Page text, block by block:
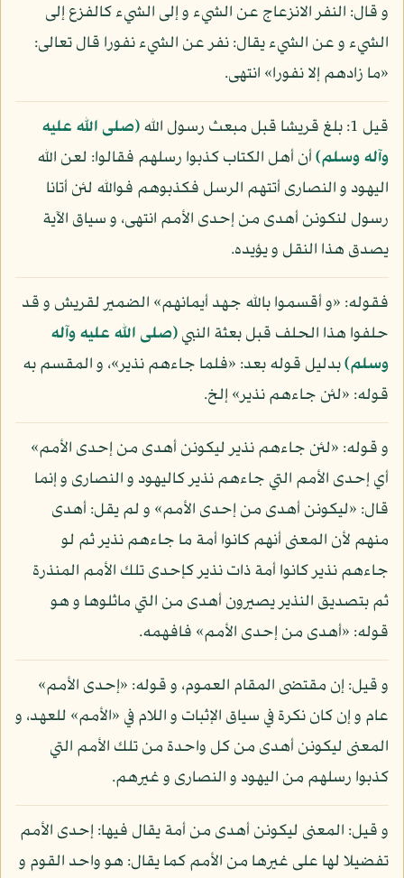
و قال: النفر الانزعاج عن الشيء و إلى الشيء كالفزع إلى
الشيء و عن الشيء يقال: نفر عن الشيء نفورا قال تعالى:
«ما زادهم إلا نفورا» انتهى.
قيل 1: بلغ قريشا قبل مبعث رسول الله
(صلى الله عليه
وآله وسلم)أن أهل الكتاب كذبوا رسلهم فقالوا: لعن الله
اليهود و النصارى أتتهم الرسل فكذبوهم فوالله لئن أتانا
رسول لنكونن أهدى من إحدى الأمم انتهى، و سياق الآية
يصدق هذا النقل و يؤيده.
فقوله: «و أقسموا بالله جهد أيمانهم» الضمير لقريش و قد
حلفوا هذا الحلف قبل بعثة النبي(صلى الله عليه وآله
وسلم)بدليل قوله بعد: «فلما جاءهم نذير»، و المقسم به
قوله: «لئن جاءهم نذير» إلخ.
و قوله: «لئن جاءهم نذير ليكونن أهدى من إحدى الأمم»
أي إحدى الأمم التي جاءهم نذير كاليهود و النصارى و إنما
قال: «ليكونن أهدى من إحدى الأمم» و لم يقل: أهدى
منهم لأن المعنى أنهم كانوا أمة ما جاءهم نذير ثم لو
جاءهم نذير كانوا أمة ذات نذير كإحدى تلك الأمم المنذرة
ثم بتصديق النذير يصيرون أهدى من التي ماثلوها و هو
قوله: «أهدى من إحدى الأمم» فافهمه.
و قيل: إن مقتضى المقام العموم، و قوله: «إحدى الأمم»
عام و إن كان نكرة في سياق الإثبات و اللام في «الأمم» للعهد، و
المعنى ليكونن أهدى من كل واحدة من تلك الأمم التي
كذبوا رسلهم من اليهود و النصارى و غيرهم.
و قيل: المعنى ليكونن أهدى من أمة يقال فيها: إحدى الأمم
تفضيلا لها على غيرها من الأمم كما يقال: هو واحد القوم و